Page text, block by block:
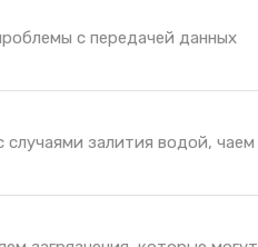
с передачей данных
залития водой, чаем